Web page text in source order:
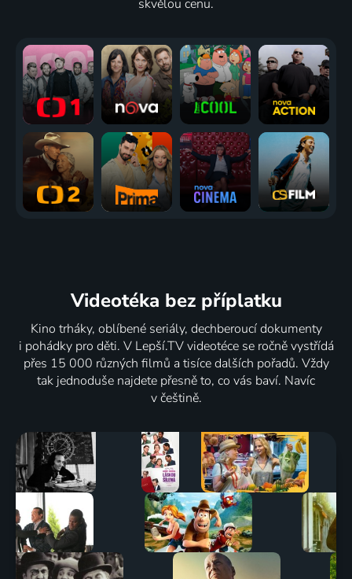
skvělou cenu.
Videotéka bez příplatku
Kino trháky, oblíbené seriály, dechberoucí dokumenty
i pohádky pro děti. V Lepší.TV videotéce se ročně vystřídá
přes 15 000 různých filmů a tisíce dalších pořadů. Vždy
tak jednoduše najdete přesně to, co vás baví. Navíc
v češtině.